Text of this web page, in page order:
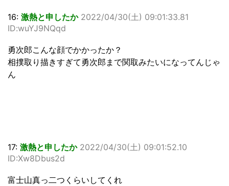
16: 激熱と申したか 2022/04/30(土) 09:01:33.81
ID:wuYJ9NQqd
勇次郎こんな顔でかかったか？
相撲取り描きすぎて勇次郎まで関取みたいになってんじゃ
ん
17: 激熱と申したか 2022/04/30(土) 09:01:52.10
ID:Xw8Dbus2d
富士山真っ二つくらいしてくれ